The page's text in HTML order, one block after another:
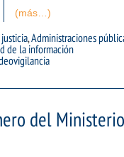
(más…)
,Administraciones
de la información
del